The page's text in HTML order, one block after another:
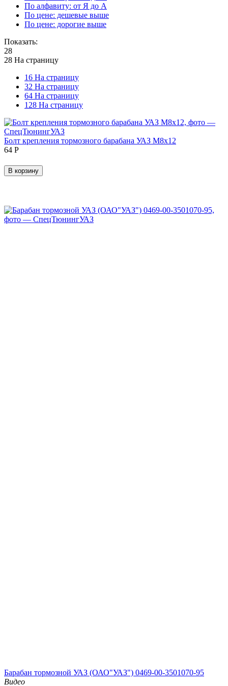
По алфавиту: от Я до А
По цене: дешевые выше
По цене: дорогие выше
Показать:
28
28 На страницу
16 На страницу
32 На страницу
64 На страницу
128 На страницу
Болт крепления тормозного барабана УАЗ М8х12
‍64‍ Р
В корзину
Барабан тормозной УАЗ (ОАО"УАЗ") 0469-00-3501070-95
Видео